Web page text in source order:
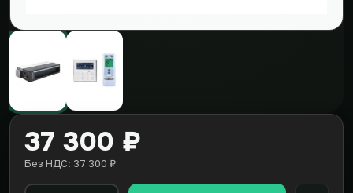
37 300 ₽
Без НДС: 37 300 ₽